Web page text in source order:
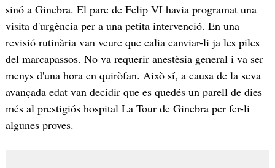
sinó a Ginebra. El pare de Felip VI havia programat una
visita d'urgència per a una petita intervenció. En una
revisió rutinària van veure que calia canviar-li ja les piles
del marcapassos. No va requerir anestèsia general i va ser
menys d'una hora en quiròfan. Això sí, a causa de la seva
avançada edat van decidir que es quedés un parell de dies
més al prestigiós hospital La Tour de Ginebra per fer-li
algunes proves.